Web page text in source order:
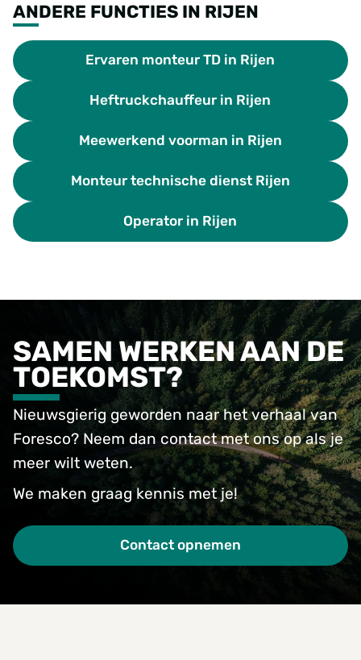
ANDERE FUNCTIES IN RIJEN
Ervaren monteur TD in Rijen
Heftruckchauffeur in Rijen
Meewerkend voorman in Rijen
Monteur technische dienst Rijen
Operator in Rijen
SAMEN WERKEN AAN DE
TOEKOMST?
Nieuwsgierig geworden naar het verhaal van
Foresco? Neem dan contact met ons op als je
meer wilt weten.
We maken graag kennis met je!
Contact opnemen